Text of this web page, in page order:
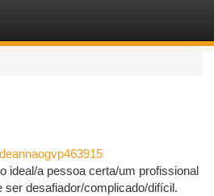
deannaogvp463915
ideal/a pessoa certa/um profissional
ser desafiador/complicado/difícil.